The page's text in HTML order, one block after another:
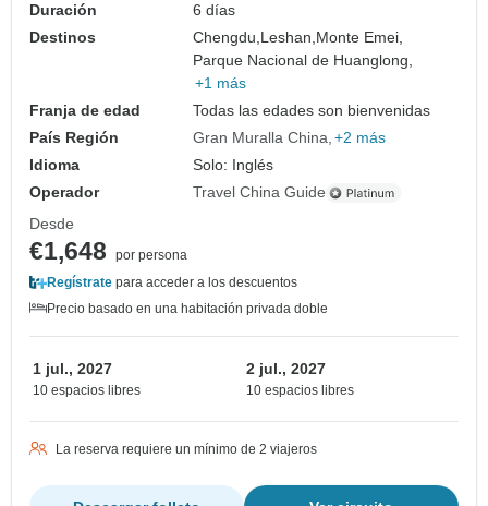
Duración
6 días
Destinos
Chengdu, Leshan, Monte Emei,
Parque Nacional de Huanglong,
+1 más
Franja de edad
Todas las edades son bienvenidas
País Región
Gran Muralla China +2 más
Idioma
Solo: Inglés
Operador
Travel China Guide
Desde
€1,648
por persona
Regístrate para acceder a los descuentos
Precio basado en una habitación privada doble
1 jul., 2027
10 espacios libres
2 jul., 2027
10 espacios libres
La reserva requiere un mínimo de 2 viajeros